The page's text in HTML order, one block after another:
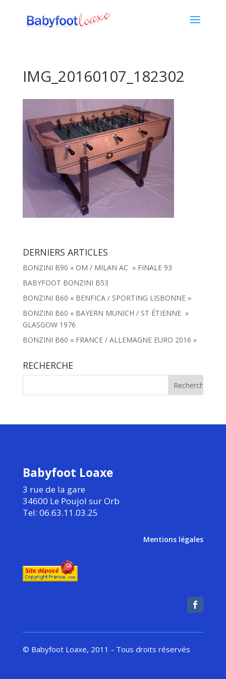
IMG_20160107_182302
DERNIERS ARTICLES
BONZINI B90 « OM / MILAN AC » FINALE 93
BABYFOOT BONZINI B53
BONZINI B60 « BENFICA / SPORTING LISBONNE »
BONZINI B60 « BAYERN MUNICH / ST ÉTIENNE »
GLASGOW 1976
BONZINI B60 « FRANCE / ALLEMAGNE EURO 2016 »
RECHERCHE
Babyfoot Loaxe
3 rue de la gare
34600 Le Poujol sur Orb
Tel: 06.63.11.03.25
Mentions légales
© Babyfoot Loaxe, 2011 - Tous droits réservés